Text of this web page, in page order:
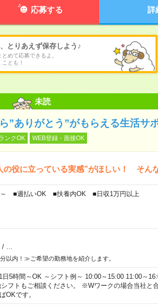
応募する 詳
とりあえず保存しよう♪
めて応募できるよ。
とも！
未読
”ありがとう”がもらえる生活サ
ンクOK WEB登録・面接OK
の役に立っている実感”がほしい！ そん
～ ■週払いOK ■扶養内OK ■日収1万円以上
/
以内！≫ご希望の勤務地を紹介します。
5時間～OK ～シフト例～ 10:00～15:00 11:00～
フトもご相談ください。 ※Wワークの場合当社と
OKです。